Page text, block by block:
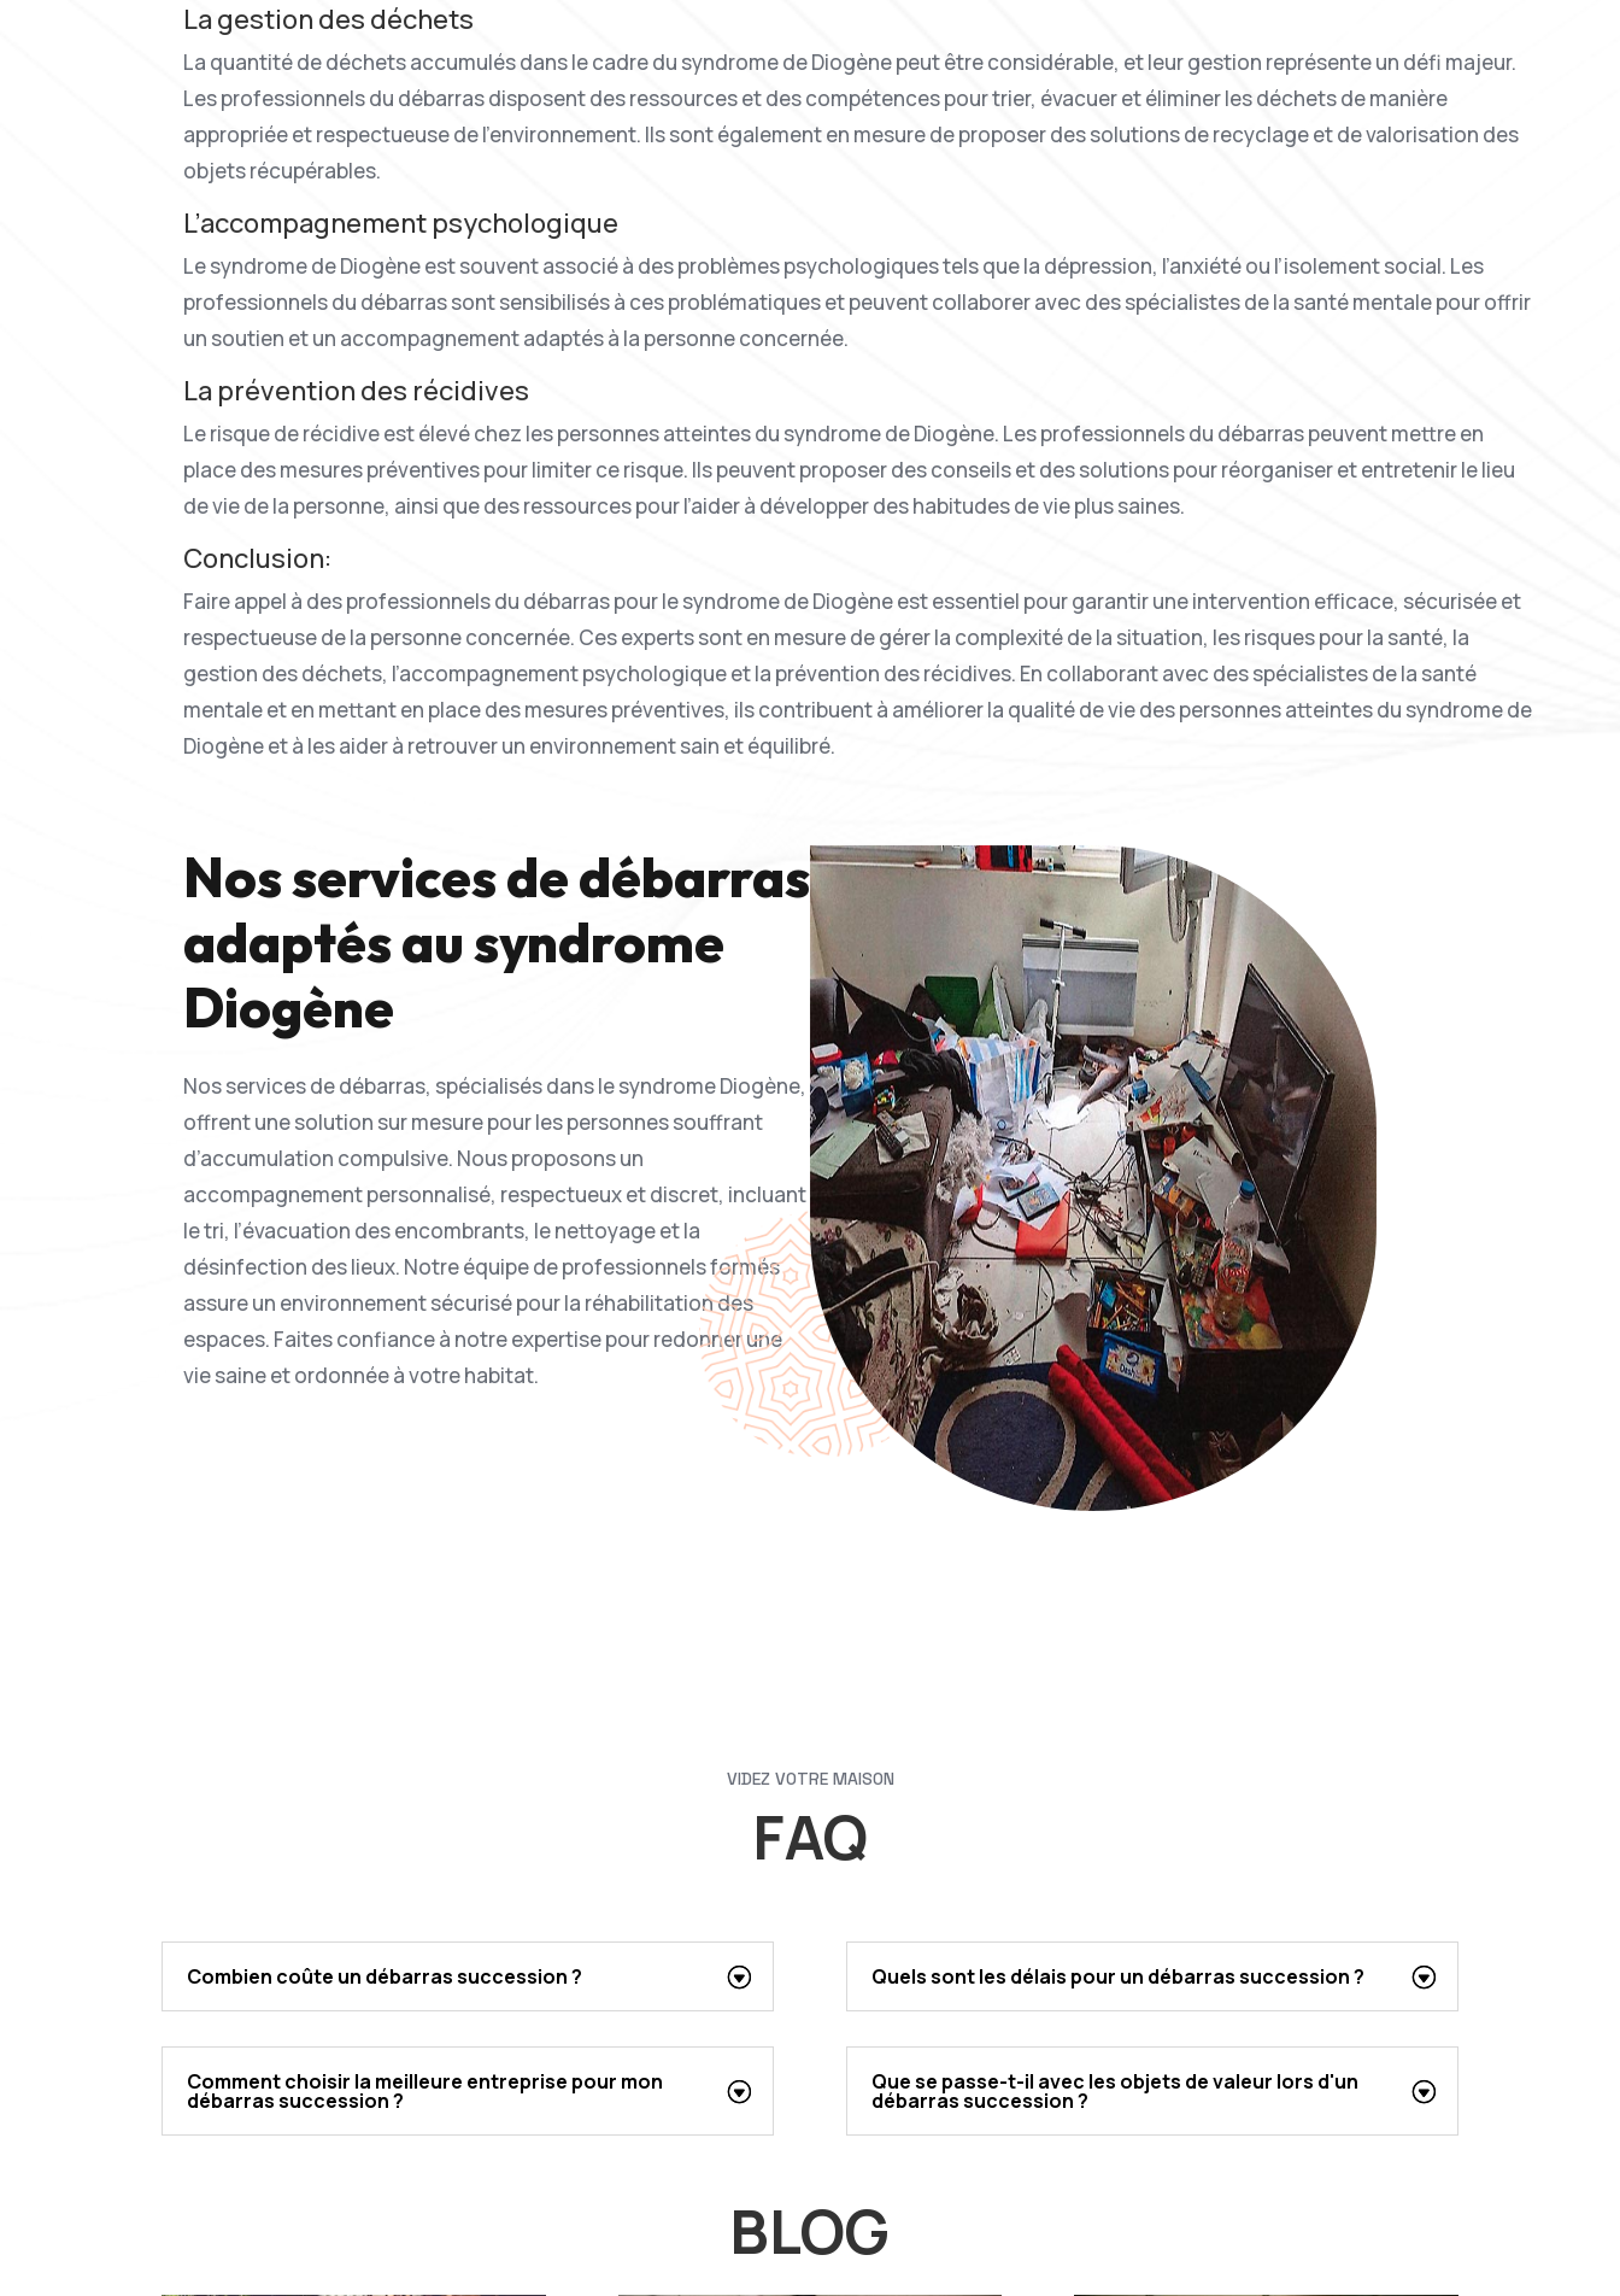
La gestion des déchets
La quantité de déchets accumulés dans le cadre du syndrome de Diogène peut être considérable, et leur gestion représente un défi majeur.
Les professionnels du débarras disposent des ressources et des compétences pour trier, évacuer et éliminer les déchets de manière
appropriée et respectueuse de l’environnement. Ils sont également en mesure de proposer des solutions de recyclage et de valorisation des
objets récupérables.
L’accompagnement psychologique
Le syndrome de Diogène est souvent associé à des problèmes psychologiques tels que la dépression, l’anxiété ou l’isolement social. Les
professionnels du débarras sont sensibilisés à ces problématiques et peuvent collaborer avec des spécialistes de la santé mentale pour offrir
un soutien et un accompagnement adaptés à la personne concernée.
La prévention des récidives
Le risque de récidive est élevé chez les personnes atteintes du syndrome de Diogène. Les professionnels du débarras peuvent mettre en
place des mesures préventives pour limiter ce risque. Ils peuvent proposer des conseils et des solutions pour réorganiser et entretenir le lieu
de vie de la personne, ainsi que des ressources pour l’aider à développer des habitudes de vie plus saines.
Conclusion:
Faire appel à des professionnels du débarras pour le syndrome de Diogène est essentiel pour garantir une intervention efficace, sécurisée et
respectueuse de la personne concernée. Ces experts sont en mesure de gérer la complexité de la situation, les risques pour la santé, la
gestion des déchets, l’accompagnement psychologique et la prévention des récidives. En collaborant avec des spécialistes de la santé
mentale et en mettant en place des mesures préventives, ils contribuent à améliorer la qualité de vie des personnes atteintes du syndrome de
Diogène et à les aider à retrouver un environnement sain et équilibré.
Nos services de débarras
adaptés au syndrome
Diogène
Nos services de débarras, spécialisés dans le syndrome Diogène,
offrent une solution sur mesure pour les personnes souffrant
d’accumulation compulsive. Nous proposons un
accompagnement personnalisé, respectueux et discret, incluant
le tri, l’évacuation des encombrants, le nettoyage et la
désinfection des lieux. Notre équipe de professionnels formés
assure un environnement sécurisé pour la réhabilitation des
espaces. Faites confiance à notre expertise pour redonner une
vie saine et ordonnée à votre habitat.
VIDEZ VOTRE MAISON
FAQ
Combien coûte un débarras succession ?
Comment choisir la meilleure entreprise pour mon
débarras succession ?
Quels sont les délais pour un débarras succession ?
Que se passe-t-il avec les objets de valeur lors d'un
débarras succession ?
BLOG